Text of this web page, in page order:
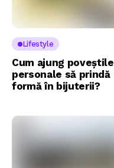
Lifestyle
Cum ajung poveștile
personale să prindă
formă în bijuterii?